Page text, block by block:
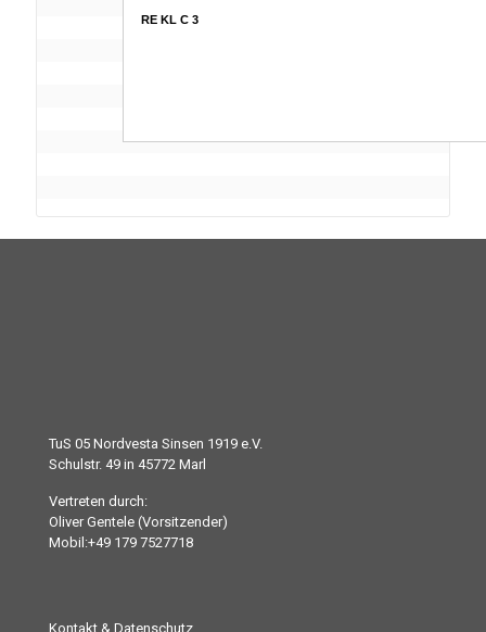
TuS 05 Nordvesta Sinsen 1919 e.V.
Schulstr. 49 in 45772 Marl
Vertreten durch:
Oliver Gentele (Vorsitzender)
Mobil:+49 179 7527718
Kontakt & Datenschutz